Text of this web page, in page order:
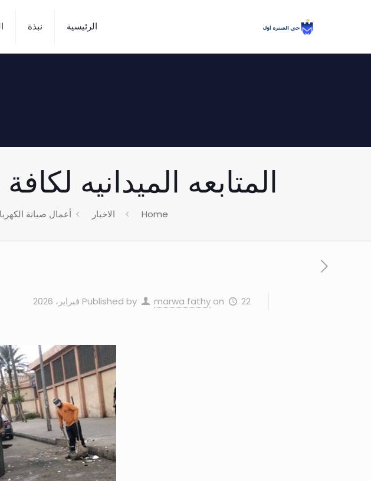
الرئيسية نبذة
المتابعه الميدانيه لكافة
Home الاخبار أعمال صيانة
Published by marwa fathy on 22 فبراير، 2026